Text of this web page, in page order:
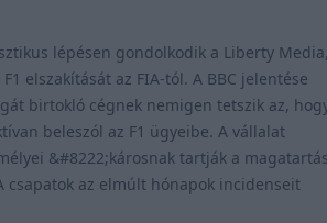
lépésen gondolkodik a Liberty Media,
elszakítását az FIA-tól. A BBC jelentése
birtokló cégnek nemigen tetszik az,
beleszól az F1 ügyeibe. A vállalat
&#8222;károsnak tartják a
csapatok az elmúlt hónapok incidenseit